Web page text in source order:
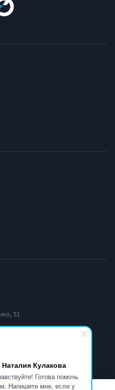
Наталия Кулакова
Готова помочь
Напишите мне, если у
51